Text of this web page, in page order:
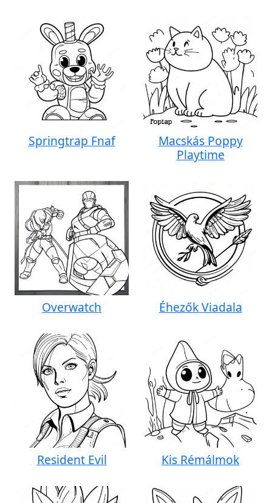
Springtrap Fnaf
Macskás Poppy
Playtime
Overwatch Éhezők Viadala
Resident Evil Kis Rémálmok